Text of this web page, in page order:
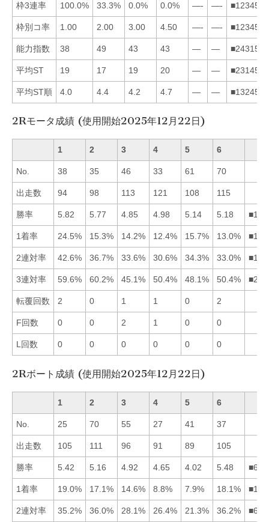
枠3連率 100.0% 33.3% 0.0% 0.0% —- —- ■123456
枠別コ率 1.00 2.00 3.00 4.50 —- —- ■123456
能力指数 38 49 43 43 — — ■243156
平均ST 19 17 19 20 — — ■231456
平均ST順 4.0 4.4 4.2 4.7 — — ■132456
2Rモータ成績 (使用開始2025年12月22日)
1 2 3 4 5 6
No. 38 35 46 33 61 70
出走数 94 98 113 121 108 115
勝率 5.82 5.77 4.85 4.98 5.14 5.18
1着率 24.5% 15.3% 14.2% 12.4% 15.7% 13.0%
2連対率 42.6% 36.7% 33.6% 30.6% 34.3% 33.0%
3連対率 59.6% 60.2% 45.1% 50.4% 48.1% 50.4%
転覆回数 2 0 1 1 0 2
F回数 0 0 2 1 0 0
L回数 0 0 0 0 0 0
2Rボート成績 (使用開始2025年12月22日)
1 2 3 4 5 6
No. 25 70 55 27 41 37
出走数 105 111 96 91 89 105
勝率 5.42 5.16 4.92 4.65 4.02 5.48
1着率 19.0% 17.1% 14.6% 8.8% 7.9% 18.1%
2連対率 35.2% 36.0% 28.1% 26.4% 21.3% 36.2%